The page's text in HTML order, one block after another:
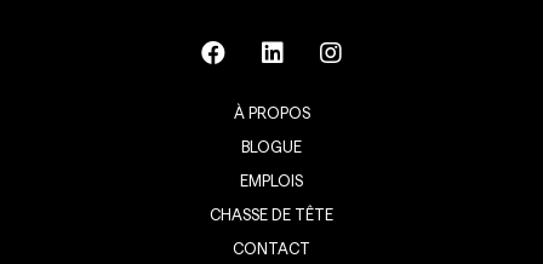
À PROPOS
BLOGUE
EMPLOIS
CHASSE DE TÊTE
CONTACT